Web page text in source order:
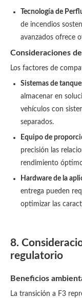
Tecnología de
de incendios
avanzados ofrece
Consideraciones
Los factores de
Sistemas de
almacenar en
vehículos con
separados.
Equipo de
precisión las
rendimiento
Hardware de la
entrega pueden
optimizar las
8.
regulatorio
Beneficios
La transición a F3